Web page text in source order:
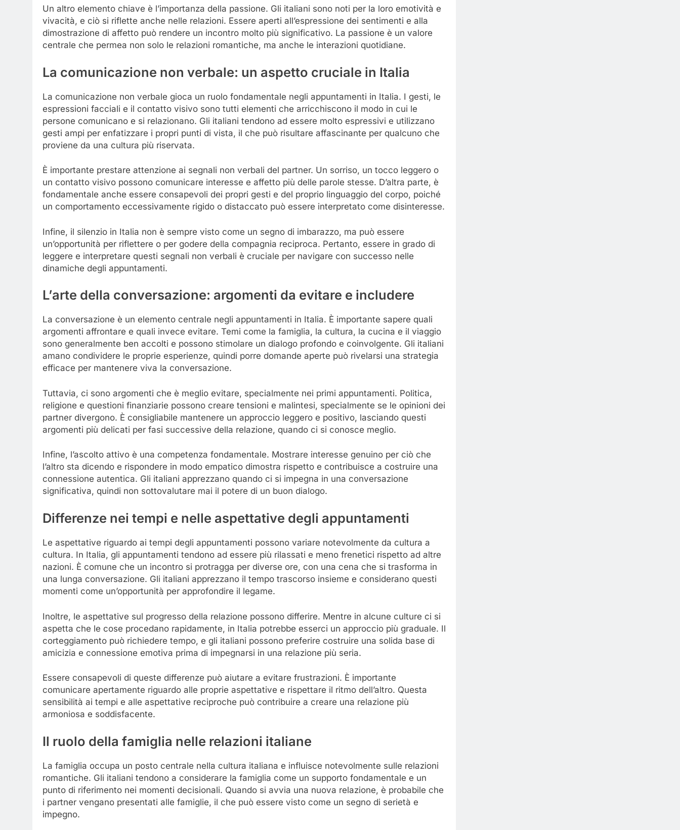
Un altro elemento chiave è l’importanza della passione. Gli italiani sono noti per la loro emotività e
vivacità, e ciò si riflette anche nelle relazioni. Essere aperti all’espressione dei sentimenti e alla
dimostrazione di affetto può rendere un incontro molto più significativo. La passione è un valore
centrale che permea non solo le relazioni romantiche, ma anche le interazioni quotidiane.
La comunicazione non verbale: un aspetto cruciale in Italia
La comunicazione non verbale gioca un ruolo fondamentale negli appuntamenti in Italia. I gesti, le
espressioni facciali e il contatto visivo sono tutti elementi che arricchiscono il modo in cui le
persone comunicano e si relazionano. Gli italiani tendono ad essere molto espressivi e utilizzano
gesti ampi per enfatizzare i propri punti di vista, il che può risultare affascinante per qualcuno che
proviene da una cultura più riservata.
È importante prestare attenzione ai segnali non verbali del partner. Un sorriso, un tocco leggero o
un contatto visivo possono comunicare interesse e affetto più delle parole stesse. D’altra parte, è
fondamentale anche essere consapevoli dei propri gesti e del proprio linguaggio del corpo, poiché
un comportamento eccessivamente rigido o distaccato può essere interpretato come disinteresse.
Infine, il silenzio in Italia non è sempre visto come un segno di imbarazzo, ma può essere
un’opportunità per riflettere o per godere della compagnia reciproca. Pertanto, essere in grado di
leggere e interpretare questi segnali non verbali è cruciale per navigare con successo nelle
dinamiche degli appuntamenti.
L’arte della conversazione: argomenti da evitare e includere
La conversazione è un elemento centrale negli appuntamenti in Italia. È importante sapere quali
argomenti affrontare e quali invece evitare. Temi come la famiglia, la cultura, la cucina e il viaggio
sono generalmente ben accolti e possono stimolare un dialogo profondo e coinvolgente. Gli italiani
amano condividere le proprie esperienze, quindi porre domande aperte può rivelarsi una strategia
efficace per mantenere viva la conversazione.
Tuttavia, ci sono argomenti che è meglio evitare, specialmente nei primi appuntamenti. Politica,
religione e questioni finanziarie possono creare tensioni e malintesi, specialmente se le opinioni dei
partner divergono. È consigliabile mantenere un approccio leggero e positivo, lasciando questi
argomenti più delicati per fasi successive della relazione, quando ci si conosce meglio.
Infine, l’ascolto attivo è una competenza fondamentale. Mostrare interesse genuino per ciò che
l’altro sta dicendo e rispondere in modo empatico dimostra rispetto e contribuisce a costruire una
connessione autentica. Gli italiani apprezzano quando ci si impegna in una conversazione
significativa, quindi non sottovalutare mai il potere di un buon dialogo.
Differenze nei tempi e nelle aspettative degli appuntamenti
Le aspettative riguardo ai tempi degli appuntamenti possono variare notevolmente da cultura a
cultura. In Italia, gli appuntamenti tendono ad essere più rilassati e meno frenetici rispetto ad altre
nazioni. È comune che un incontro si protragga per diverse ore, con una cena che si trasforma in
una lunga conversazione. Gli italiani apprezzano il tempo trascorso insieme e considerano questi
momenti come un’opportunità per approfondire il legame.
Inoltre, le aspettative sul progresso della relazione possono differire. Mentre in alcune culture ci si
aspetta che le cose procedano rapidamente, in Italia potrebbe esserci un approccio più graduale. Il
corteggiamento può richiedere tempo, e gli italiani possono preferire costruire una solida base di
amicizia e connessione emotiva prima di impegnarsi in una relazione più seria.
Essere consapevoli di queste differenze può aiutare a evitare frustrazioni. È importante
comunicare apertamente riguardo alle proprie aspettative e rispettare il ritmo dell’altro. Questa
sensibilità ai tempi e alle aspettative reciproche può contribuire a creare una relazione più
armoniosa e soddisfacente.
Il ruolo della famiglia nelle relazioni italiane
La famiglia occupa un posto centrale nella cultura italiana e influisce notevolmente sulle relazioni
romantiche. Gli italiani tendono a considerare la famiglia come un supporto fondamentale e un
punto di riferimento nei momenti decisionali. Quando si avvia una nuova relazione, è probabile che
i partner vengano presentati alle famiglie, il che può essere visto come un segno di serietà e
impegno.